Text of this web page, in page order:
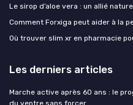
Le sirop d’aloe vera : un allié
Comment Forxiga peut aider à la
Où trouver slim xr en pharmacie
Les derniers articles
Marche active après 60 ans : le
du ventre sans forcer